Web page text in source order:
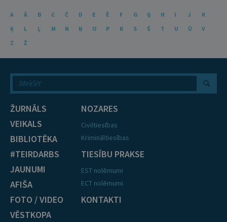
A Ā B C Č D E Ē F G Ģ H I J
K
Ķ
L Ļ M N Ņ O P R S Š T U Ū
V
Z
Ž
ŽURNĀLS
VEIKALS
BIBLIOTĒKA
#TEIRDARBS
JAUNUMI
AFIŠA
FOTO / VIDEO
VĒSTKOPA
NOZARES
Civiltiesības
Krimināltiesības
TIESĪBU PRAKSE
EST nolēmumi
ECT nolēmumi
KONTAKTI